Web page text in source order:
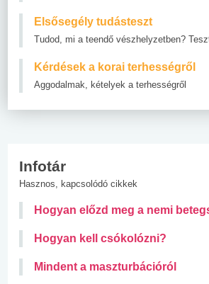
Elsősegély tudásteszt
Tudod, mi a teendő vészhelyzetben?
Kérdések a korai terhességről
Aggodalmak, kételyek a terhességről
Infotár
Hasznos, kapcsolódó cikkek
Hogyan előzd meg a nemi
Hogyan kell csókolózni?
Mindent a maszturbációról